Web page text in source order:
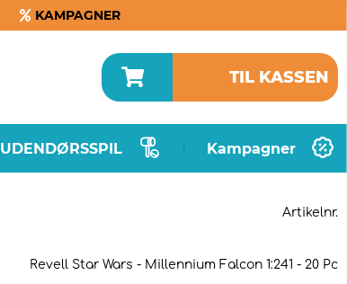
KAMPAGNER
TIL KASSEN
UDENDØRSSPIL Kampagner
Artikelnr.
Revell Star Wars - Millennium Falcon 1:241 - 20 Pc